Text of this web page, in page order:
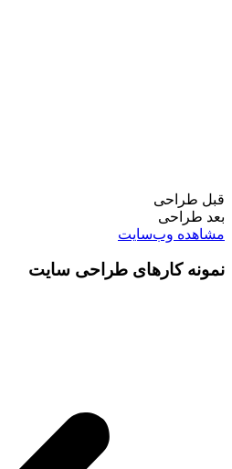
قبل طراحی
بعد طراحی
مشاهده وب‌سایت
نمونه کارهای طراحی سایت